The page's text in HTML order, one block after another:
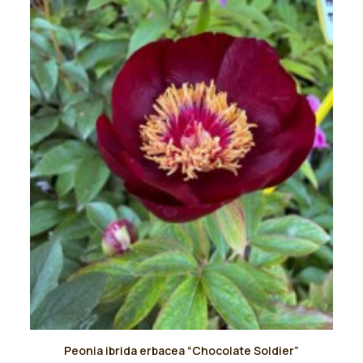
scelte
nella
pagina
del
prodotto
prodottoPeonia ibrida erbacea “Chocolate Soldier”